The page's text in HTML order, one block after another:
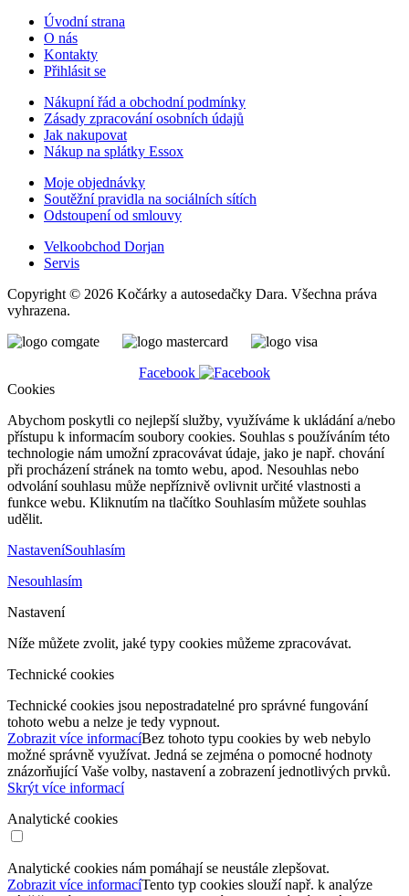
Úvodní strana
O nás
Kontakty
Přihlásit se
Nákupní řád a obchodní podmínky
Zásady zpracování osobních údajů
Jak nakupovat
Nákup na splátky Essox
Moje objednávky
Soutěžní pravidla na sociálních sítích
Odstoupení od smlouvy
Velkoobchod Dorjan
Servis
Copyright © 2026 Kočárky a autosedačky Dara. Všechna práva
vyhrazena.
Facebook
Cookies
Abychom poskytli co nejlepší služby, využíváme k ukládání a/nebo
přístupu k informacím soubory cookies. Souhlas s používáním této
technologie nám umožní zpracovávat údaje, jako je např. chování
při procházení stránek na tomto webu, apod. Nesouhlas nebo
odvolání souhlasu může nepříznivě ovlivnit určité vlastnosti a
funkce webu. Kliknutím na tlačítko Souhlasím můžete souhlas
udělit.
NastaveníSouhlasím
Nesouhlasím
Nastavení
Níže můžete zvolit, jaké typy cookies můžeme zpracovávat.
Technické cookies
Technické cookies jsou nepostradatelné pro správné fungování
tohoto webu a nelze je tedy vypnout.
Zobrazit více informacíBez tohoto typu cookies by web nebylo
možné správně využívat. Jedná se zejména o pomocné hodnoty
znázorňující Vaše volby, nastavení a zobrazení jednotlivých prvků.
Skrýt více informací
Analytické cookies
Analytické cookies nám pomáhají se neustále zlepšovat.
Zobrazit více informacíTento typ cookies slouží např. k analýze